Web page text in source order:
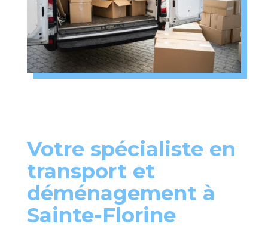
Votre spécialiste en
transport et
déménagement à
Sainte-Florine